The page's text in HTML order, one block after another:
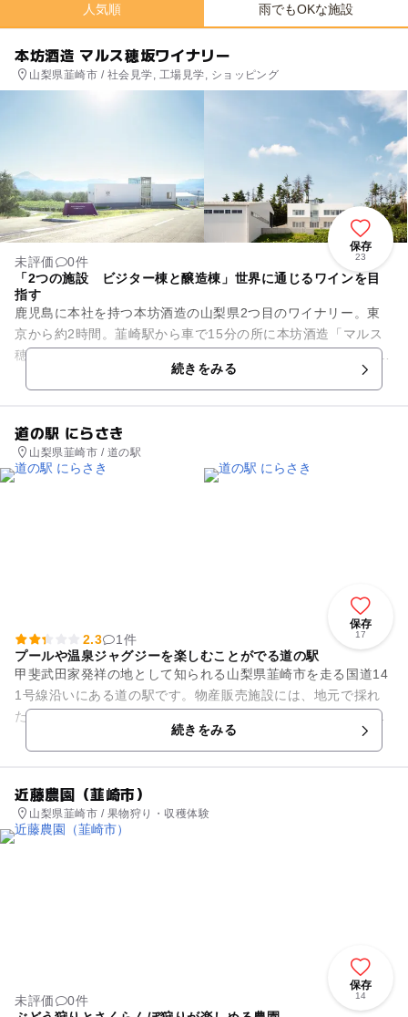
人気順 雨でもOKな施設
本坊酒造 マルス穂坂ワイナリー
山梨県韮崎市 / 社会見学, 工場見学, ショッピング
保存
23
未評価
0件
「2つの施設 ビジター棟と醸造棟」世界に通じるワインを目
指す
鹿児島に本社を持つ本坊酒造の山梨県2つ目のワイナリー。東
京から約2時間。韮崎駅から車で15分の所に本坊酒造「マルス
穂坂ワイナリー」はございます。 ワインを試飲できる「ビジタ
続きをみる
道の駅 にらさき
山梨県韮崎市 / 道の駅
保存
17
2.3
1件
プールや温泉ジャグジーを楽しむことがでる道の駅
甲斐武田家発祥の地として知られる山梨県韮崎市を走る国道14
1号線沿いにある道の駅です。物産販売施設には、地元で採れ
た季節の新鮮な野菜や果物、手作り商品が並びます。軽食コー
ナーでちょっと休憩するの...続きをみる
近藤農園（韮崎市）
山梨県韮崎市 / 果物狩り・収穫体験
保存
14
未評価
0件